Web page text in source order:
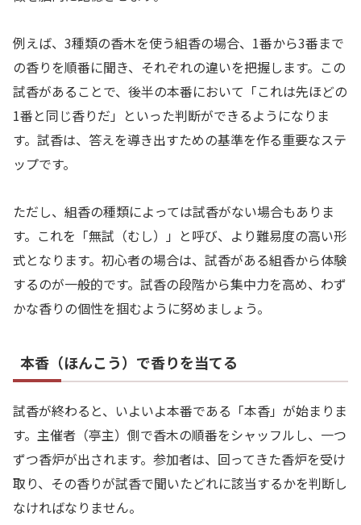
例えば、3種類の香木を使う組香の場合、1番から3番まで
の香りを順番に聞き、それぞれの違いを把握します。この
試香があることで、後半の本番において「これは先ほどの
1番と同じ香りだ」といった判断ができるようになりま
す。試香は、答えを導き出すための基準を作る重要なステ
ップです。
ただし、組香の種類によっては試香がない場合もありま
す。これを「無試（むし）」と呼び、より難易度の高い形
式となります。初心者の場合は、試香がある組香から体験
するのが一般的です。試香の段階から集中力を高め、わず
かな香りの個性を掴むように努めましょう。
本香（ほんこう）で香りを当てる
試香が終わると、いよいよ本番である「本香」が始まりま
す。主催者（亭主）側で香木の順番をシャッフルし、一つ
ずつ香炉が出されます。参加者は、回ってきた香炉を受け
取り、その香りが試香で聞いたどれに該当するかを判断し
なければなりません。